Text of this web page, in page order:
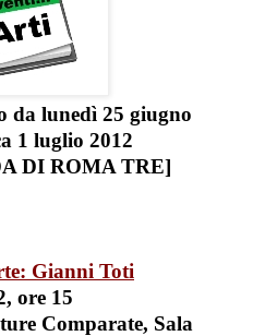
da lunedì 25 giugno
1 luglio 2012
DI ROMA TRE]
Gianni Toti
ore 15
Comparate, Sala